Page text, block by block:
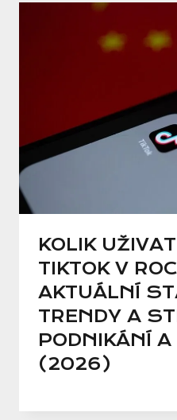
KOLIK
TIKTOK V
AKTUÁLNÍ
TRENDY A
PODNIKÁNÍ A
(2026)